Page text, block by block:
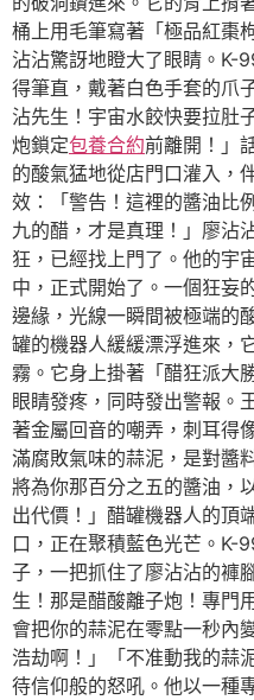
桶上用毛筆寫著「極品紅
沾沾驚訝地瞪大了眼睛。K-
得筆直，戴著白色手套的爪
沾先生！宇宙水餃快要拉肚
炮鎖定包養合約前離開！」
的酸氣猛地從店門口灌入，
效：「警告！這裡的醬油比
九的醋，才是真理！」廖沾
狂，已經找上門了。他的宇
中，正式開始了。一個狂妄
邊緣，光線一瞬間被極端的
罐的機器人緩緩漂浮進來，
霧。它身上掛著「醋狂派大
眼睛發疼，同時發出警報。
著金屬回音的嘲弄，刺耳得
滿腐敗氣味的蒜泥，是對醬
將為你那百分之五的醬油，
出代價！」醋罐機器人的頂
口，正在聚積藍色光芒。K-
子，一把抓住了廖沾沾的褲
生！那是醋酸離子炮！專門
會把你的蒜泥在零點一秒內
浩劫啊！」「不准動我的蒜
待信仰般的怒吼。他以一種